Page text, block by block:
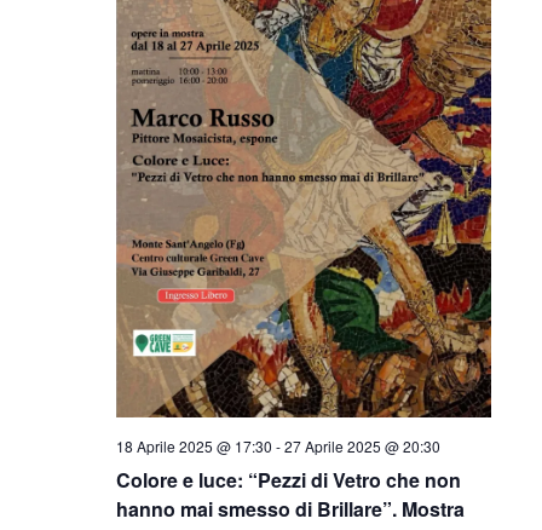
Colore e luce: “Pezzi di Vetro che non
hanno mai smesso di Brillare”. Mostra
18 Aprile 2025 @ 17:30 -27 Aprile 2025 @ 20:30